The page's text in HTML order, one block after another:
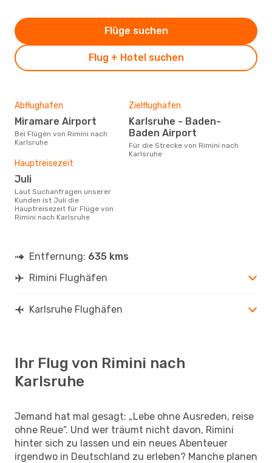
Flug + Hotel suchen
Flüge suchen
Abflughafen
Miramare Airport
Bei Flügen von Rimini nach
Karlsruhe
Zielflughafen
Karlsruhe - Baden-
Baden Airport
Für die Strecke von Rimini nach
Karlsruhe
Hauptreisezeit
Juli
Laut Suchanfragen unserer
Kunden ist Juli die
Hauptreisezeit für Flüge von
Rimini nach Karlsruhe
Entfernung: 635 kms
Rimini Flughäfen
Karlsruhe Flughäfen
Ihr Flug von Rimini nach
Karlsruhe
Jemand hat mal gesagt: „Lebe ohne Ausreden, reise
ohne Reue“. Und wer träumt nicht davon, Rimini
hinter sich zu lassen und ein neues Abenteuer
irgendwo in Deutschland zu erleben? Manche planen